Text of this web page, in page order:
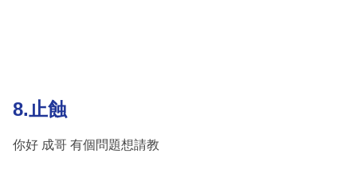
8.止蝕
你好 成哥 有個問題想請教